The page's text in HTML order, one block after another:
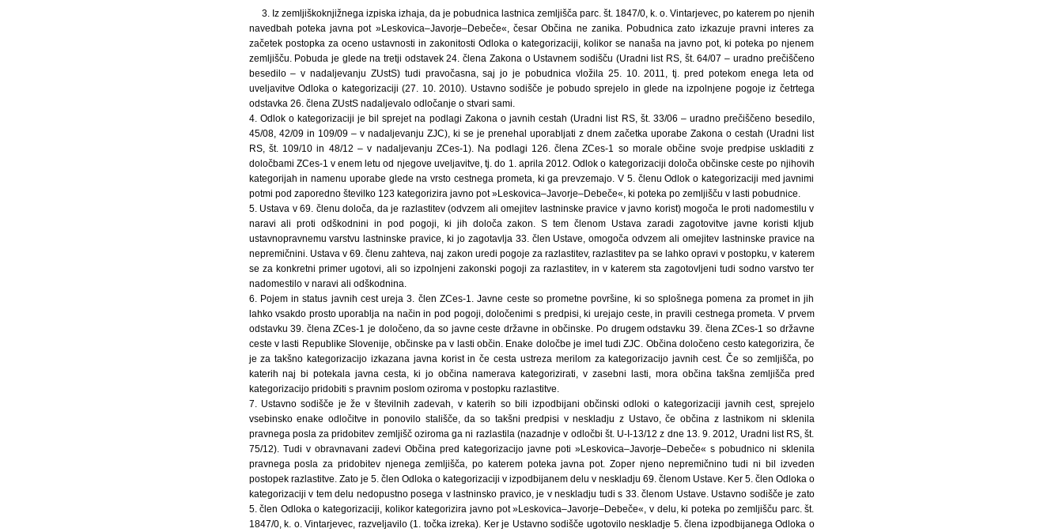
3. Iz zemljiškoknjižnega izpiska izhaja, da je pobudnica lastnica zemljišča parc. št. 1847/0, k. o. Vintarjevec, po katerem po njenih
navedbah poteka javna pot »Leskovica–Javorje–Debeče«, česar Občina ne zanika. Pobudnica zato izkazuje pravni interes za
začetek postopka za oceno ustavnosti in zakonitosti Odloka o kategorizaciji, kolikor se nanaša na javno pot, ki poteka po njenem
zemljišču. Pobuda je glede na tretji odstavek 24. člena Zakona o Ustavnem sodišču (Uradni list RS, št. 64/07 – uradno prečiščeno
besedilo – v nadaljevanju ZUstS) tudi pravočasna, saj jo je pobudnica vložila 25. 10. 2011, tj. pred potekom enega leta od
uveljavitve Odloka o kategorizaciji (27. 10. 2010). Ustavno sodišče je pobudo sprejelo in glede na izpolnjene pogoje iz četrtega
odstavka 26. člena ZUstS nadaljevalo odločanje o stvari sami.
4. Odlok o kategorizaciji je bil sprejet na podlagi Zakona o javnih cestah (Uradni list RS, št. 33/06 – uradno prečiščeno besedilo,
45/08, 42/09 in 109/09 – v nadaljevanju ZJC), ki se je prenehal uporabljati z dnem začetka uporabe Zakona o cestah (Uradni list
RS, št. 109/10 in 48/12 – v nadaljevanju ZCes-1). Na podlagi 126. člena ZCes-1 so morale občine svoje predpise uskladiti z
določbami ZCes-1 v enem letu od njegove uveljavitve, tj. do 1. aprila 2012. Odlok o kategorizaciji določa občinske ceste po njihovih
kategorijah in namenu uporabe glede na vrsto cestnega prometa, ki ga prevzemajo. V 5. členu Odlok o kategorizaciji med javnimi
potmi pod zaporedno številko 123 kategorizira javno pot »Leskovica–Javorje–Debeče«, ki poteka po zemljišču v lasti pobudnice.
5. Ustava v 69. členu določa, da je razlastitev (odvzem ali omejitev lastninske pravice v javno korist) mogoča le proti nadomestilu v
naravi ali proti odškodnini in pod pogoji, ki jih določa zakon. S tem členom Ustava zaradi zagotovitve javne koristi kljub
ustavnopravnemu varstvu lastninske pravice, ki jo zagotavlja 33. člen Ustave, omogoča odvzem ali omejitev lastninske pravice na
nepremičnini. Ustava v 69. členu zahteva, naj zakon uredi pogoje za razlastitev, razlastitev pa se lahko opravi v postopku, v katerem
se za konkretni primer ugotovi, ali so izpolnjeni zakonski pogoji za razlastitev, in v katerem sta zagotovljeni tudi sodno varstvo ter
nadomestilo v naravi ali odškodnina.
6. Pojem in status javnih cest ureja 3. člen ZCes-1. Javne ceste so prometne površine, ki so splošnega pomena za promet in jih
lahko vsakdo prosto uporablja na način in pod pogoji, določenimi s predpisi, ki urejajo ceste, in pravili cestnega prometa. V prvem
odstavku 39. člena ZCes-1 je določeno, da so javne ceste državne in občinske. Po drugem odstavku 39. člena ZCes-1 so državne
ceste v lasti Republike Slovenije, občinske pa v lasti občin. Enake določbe je imel tudi ZJC. Občina določeno cesto kategorizira, če
je za takšno kategorizacijo izkazana javna korist in če cesta ustreza merilom za kategorizacijo javnih cest. Če so zemljišča, po
katerih naj bi potekala javna cesta, ki jo občina namerava kategorizirati, v zasebni lasti, mora občina takšna zemljišča pred
kategorizacijo pridobiti s pravnim poslom oziroma v postopku razlastitve.
7. Ustavno sodišče je že v številnih zadevah, v katerih so bili izpodbijani občinski odloki o kategorizaciji javnih cest, sprejelo
vsebinsko enake odločitve in ponovilo stališče, da so takšni predpisi v neskladju z Ustavo, če občina z lastnikom ni sklenila
pravnega posla za pridobitev zemljišč oziroma ga ni razlastila (nazadnje v odločbi št. U-I-13/12 z dne 13. 9. 2012, Uradni list RS, št.
75/12). Tudi v obravnavani zadevi Občina pred kategorizacijo javne poti »Leskovica–Javorje–Debeče« s pobudnico ni sklenila
pravnega posla za pridobitev njenega zemljišča, po katerem poteka javna pot. Zoper njeno nepremičnino tudi ni bil izveden
postopek razlastitve. Zato je 5. člen Odloka o kategorizaciji v izpodbijanem delu v neskladju 69. členom Ustave. Ker 5. člen Odloka o
kategorizaciji v tem delu nedopustno posega v lastninsko pravico, je v neskladju tudi s 33. členom Ustave. Ustavno sodišče je zato
5. člen Odloka o kategorizaciji, kolikor kategorizira javno pot »Leskovica–Javorje–Debeče«, v delu, ki poteka po zemljišču parc. št.
1847/0, k. o. Vintarjevec, razveljavilo (1. točka izreka). Ker je Ustavno sodišče ugotovilo neskladje 5. člena izpodbijanega Odloka o